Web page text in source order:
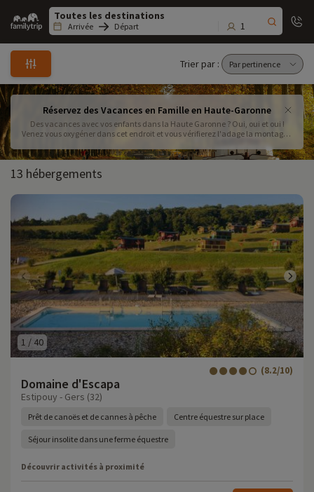
Family
trip
Arrivée Départ 1
Trier par :
Réservez des Vacances en Famille en Haute-Garonne
Des vacances avec vos enfants dans la Haute Garonne ? Oui, oui et oui !
Venez vous oxygéner dans cet endroit et vous vérifierez l'adage la montagne
13 hébergements
1 / 40
Domaine d'Escapa
(8.2/10)
Estipouy - Gers (32)
Prêt de canoës et de cannes à pêche Centre équestre sur place
Séjour insolite dans une ferme équestre
Découvrir activités à proximité